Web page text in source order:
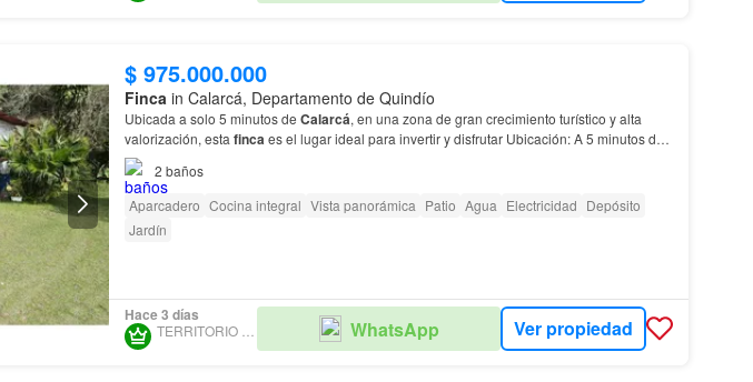
$ 975.000.000
Finca in Calarcá, Departamento de Quindío
Ubicada a solo 5 minutos de Calarcá, en una zona de gran crecimiento turístico y alta
valorización, esta finca es el lugar ideal para invertir y disfrutar Ubicación: A 5 minutos de
Calarcá
2 baños
Aparcadero Cocina integral Vista panorámica Patio Agua Electricidad Depósito
Jardín
Hace 3 días
TERRITORIO COCORA WhatsApp Ver propiedad